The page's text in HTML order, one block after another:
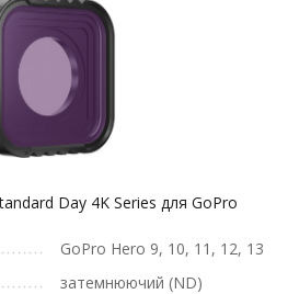
Day 4K Series для GoPro
GoPro Hero 9, 10, 11, 12, 13
затемнюючий (ND)